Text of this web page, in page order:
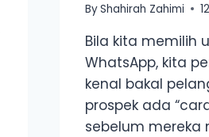
ByShahirah Zahimi
Bila kita memilih
WhatsApp, kita
kenal bakal
prospek ada
sebelum mereka